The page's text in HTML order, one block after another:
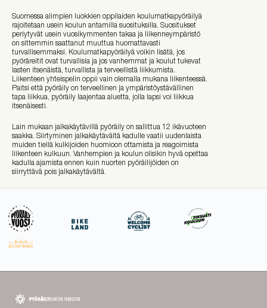
Suomessa alimpien luokkien oppilaiden koulumatkapyöräilyä
rajoitetaan usein koulun antamilla suosituksilla. Suositukset
periytyvät usein vuosikymmenten takaa ja liikenneympäristö
on sittemmin saattanut muuttua huomattavasti
turvallisemmaksi. Koulumatkapyöräilyä voikin lisätä, jos
pyöräreitit ovat turvallisia ja jos vanhemmat ja koulut tukevat
lasten itsenäistä, turvallista ja terveellistä liikkumista.
Liikenteen yhteispelin oppii vain olemalla mukana liikenteessä.
Paitsi että pyöräily on terveellinen ja ympäristöystävällinen
tapa liikkua, pyöräily laajentaa aluetta, jolla lapsi voi liikkua
itsenäisesti.
Lain mukaan jalkakäytävillä pyöräily on sallittua 12 ikävuoteen
saakka. Siirtyminen jalkakäytävältä kadulle vaatii uudenlaista
muiden tiellä kulkijoiden huomioon ottamista ja reagoimista
liikenteen kulkuun. Vanhempien ja koulun olisikin hyvä opettaa
kadulla ajamista ennen kuin nuorten pyöräilijöiden on
siirryttävä pois jalkakäytävältä.